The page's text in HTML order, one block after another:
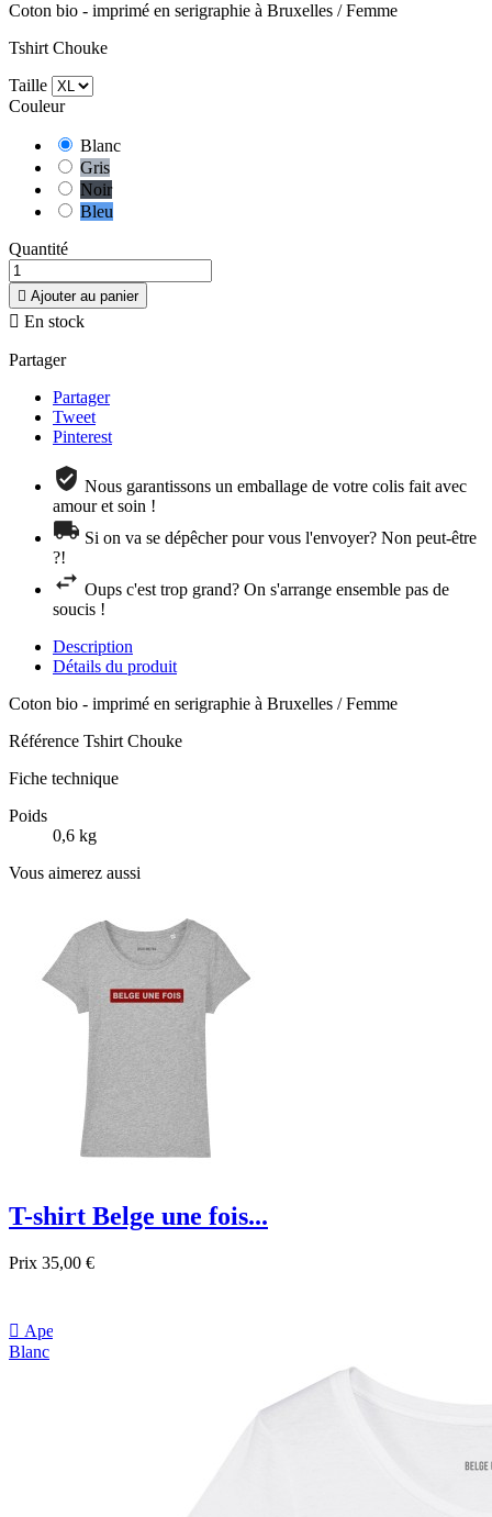
Coton bio - imprimé en serigraphie à Bruxelles / Femme
Tshirt Chouke
Taille
Couleur
Blanc
Gris
Noir
Bleu
Quantité
 Ajouter au panier
 En stock
Partager
Partager
Tweet
Pinterest
Nous garantissons un emballage de votre colis fait avec
amour et soin !
Si on va se dépêcher pour vous l'envoyer? Non peut-être
?!
Oups c'est trop grand? On s'arrange ensemble pas de
soucis !
Description
Détails du produit
Coton bio - imprimé en serigraphie à Bruxelles / Femme
Référence Tshirt Chouke
Fiche technique
Poids
0,6 kg
Vous aimerez aussi
T-shirt Belge une fois...
Prix 35,00 €
 Aperçu rapide
Blanc